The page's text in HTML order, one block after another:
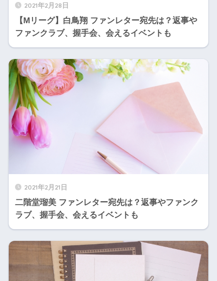
2021年2月28日
【Mリーグ】白鳥翔 ファンレター宛先は？返事や
ファンクラブ、握手会、会えるイベントも
2021年2月21日
二階堂瑠美 ファンレター宛先は？返事やファンク
ラブ、握手会、会えるイベントも